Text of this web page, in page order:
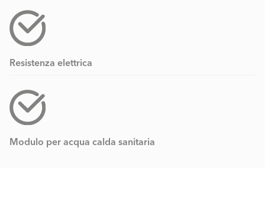
Resistenza elettrica
Modulo per acqua calda sanitaria